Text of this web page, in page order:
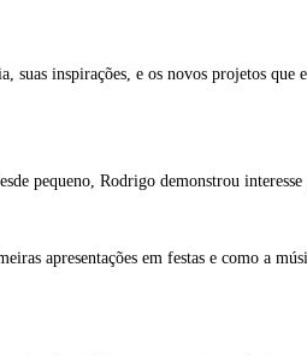
inspirações, e os novos projetos
pequeno, Rodrigo demonstrou
apresentações em festas e como a